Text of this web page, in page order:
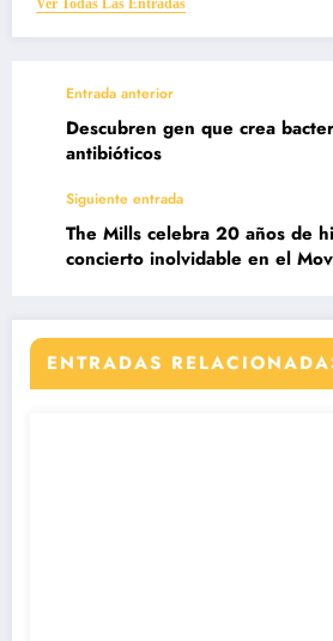
Entrada anterior
Descubren gen que crea
antibióticos
Siguiente entrada
The Mills celebra 20 años de
concierto inolvidable en el
ENTRADAS